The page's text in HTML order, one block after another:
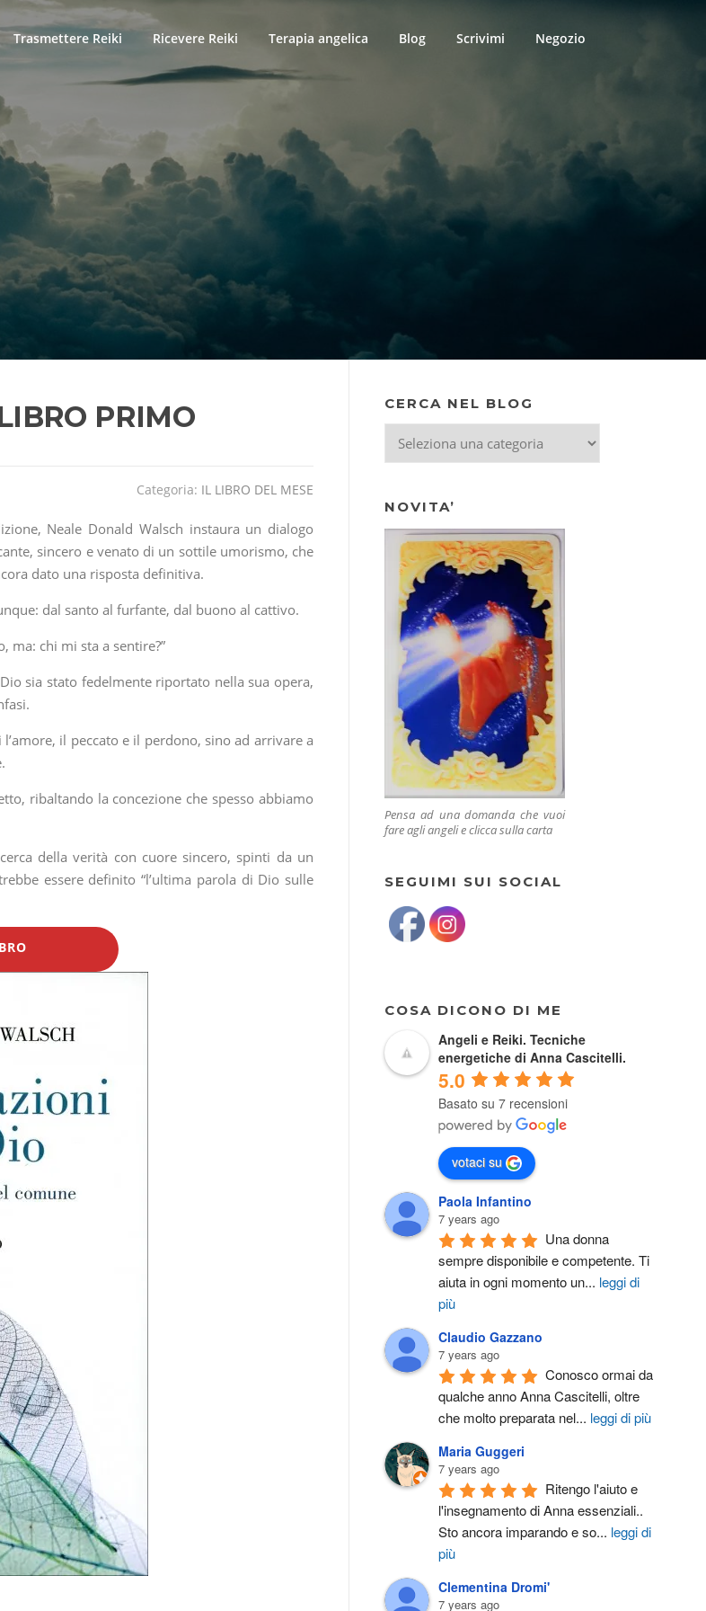
Trasmettere Reiki Ricevere Reiki Terapia angelica Blog Scrivimi Negozio
PRIMO
Categoria: IL LIBRO DEL MESE
Neale Donald Walsch instaura un dialogo
sincero e venato di un sottile umorismo, che
dato una risposta definitiva.
dal santo al furfante, dal buono al cattivo.
ma: chi mi sta a sentire?”
sia stato fedelmente riportato nella sua opera,
il peccato e il perdono, sino ad arrivare a
ribaltando la concezione che spesso abbiamo
della verità con cuore sincero, spinti da un
essere definito “l’ultima parola di Dio sulle
CERCA NEL BLOG
CERCA
NOVITA’
Pensa ad una domanda che vuoi
fare agli angeli e clicca sulla carta
SEGUIMI SUI SOCIAL
COSA DICONO DI ME
Angeli e Reiki. Tecniche
energetiche di Anna Cascitelli.
5.0
Basato su 7 recensioni
votaci su
Paola Infantino
7 years ago
Una donna
sempre disponibile e competente. Ti
aiuta in ogni momento un... leggi di
più
Claudio Gazzano
7 years ago
Conosco ormai da
qualche anno Anna Cascitelli, oltre
che molto preparata nel... leggi di più
Maria Guggeri
7 years ago
Ritengo l'aiuto e
l'insegnamento di Anna essenziali..
Sto ancora imparando e so... leggi di
più
Clementina Dromi'
7 years ago